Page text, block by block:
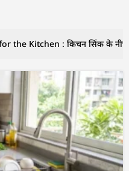
the Kitchen : किचन सिंक के नीचे